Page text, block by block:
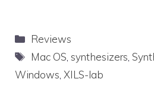
Categorieën
Reviews
Tags
Mac OS ,synthesizers ,
Windows XILS-lab